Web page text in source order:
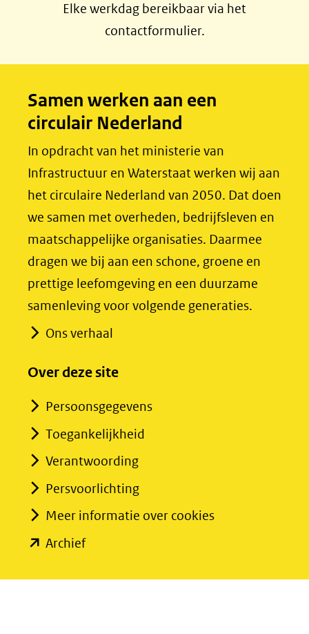
b
o
k
(opent
nieuw
naar
een
andere
website)
e
I
n
(opent
nieuw
naar
een
andere
website)
Elke werkdag bereikbaar via het
contactformulier.
Samen werken aan een
circulair Nederland
In opdracht van het ministerie van
Infrastructuur en Waterstaat werken wij aan
het circulaire Nederland van 2050. Dat doen
we samen met overheden, bedrijfsleven en
maatschappelijke organisaties. Daarmee
dragen we bij aan een schone, groene en
prettige leefomgeving en een duurzame
samenleving voor volgende generaties.
Ons verhaal
Over deze site
Persoonsgegevens
Toegankelijkheid
Verantwoording
Persvoorlichting
Meer informatie over cookies
Archief(opent